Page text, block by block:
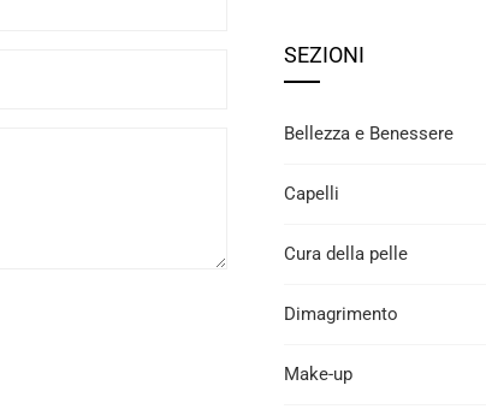
SEZIONI
Bellezza e Benessere
Capelli
Cura della pelle
Dimagrimento
Make-up